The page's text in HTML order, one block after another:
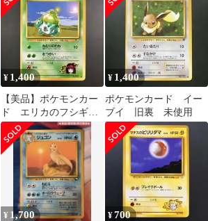
¥ 1,400
【美品】ポケモンカー
ド エリカのフシギダ
ネ 旧裏 未使用
¥ 1,400
ポケモンカード イー
ブイ 旧裏 未使用
¥ 1,700 ¥700